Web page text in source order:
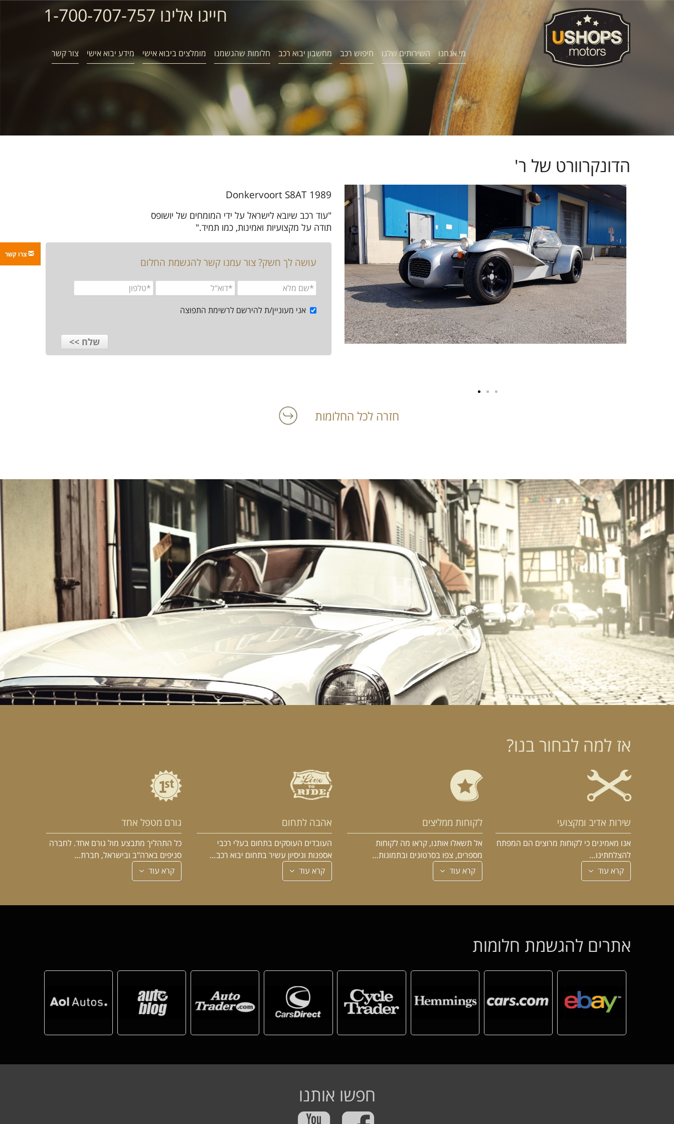
חייגו אלינו 1-700-707-757
מי אנחנו השירותים שלנו חיפוש רכב מחשבון יבוא רכב חלומות שהגשמנו מומלצים ביבוא אישי מידע יבוא אישי צור קשר
הדונקרוורט של ר'
1989 Donkervoort S8AT
"עוד רכב שיובא לישראל על ידי המומחים של יושופס
תודה על מקצועיות ואמינות, כמו תמיד."
עושה לך חשק? צור עמנו קשר להגשמת החלום
אני מעוניין/ת להירשם לרשימת התפוצה
חזרה לכל החלומות
אז למה לבחור בנו?
שירות אדיב ומקצועי
אנו מאמינים כי לקוחות מרוצים הם המפתח
להצלחתינו…
קרא עוד
לקוחות ממליצים
אל תשאלו אותנו, קראו מה לקוחות
מספרים, צפו בסרטונים ובתמונות…
קרא עוד
אהבה לתחום
העובדים העוסקים בתחום בעלי רכבי
אספנות וניסיון עשיר בתחום יבוא רכב…
קרא עוד
גורם מטפל אחד
כל התהליך מתבצע מול גורם אחד. לחברה
סניפים בארה"ב ובישראל, חברת…
קרא עוד
אתרים להגשמת חלומות
חפשו אותנו
צרו קשר
הרכב הוא האהבה הראשונה שלך?
במקום לקבל שטויות במייל, הירשם ותתחיל לקבל מאיתנו אהבה מוטורית